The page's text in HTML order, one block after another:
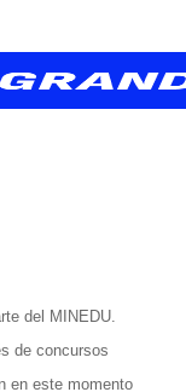
del MINEDU.
de concursos
en este momento